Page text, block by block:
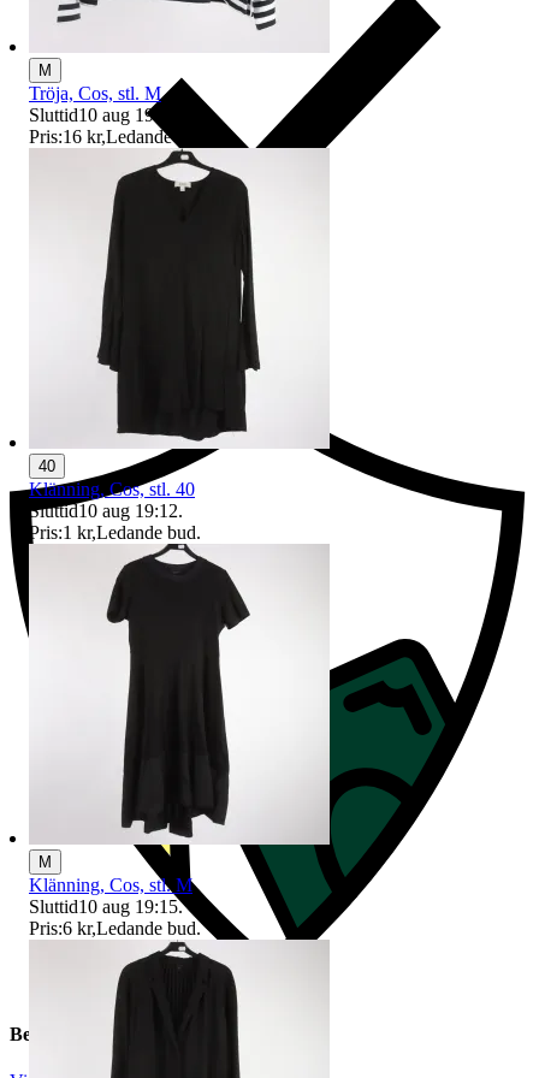
Ersättning om du inte får din vara
Beskrivning
M
Tröja, Cos, stl. M
Sluttid10 aug 19:24
Pris:16 kr,Ledande bud
40
Klänning, Cos, stl. 40
Sluttid10 aug 19:12.
Pris:1 kr,Ledande bud.
M
Klänning, Cos, stl. M
Sluttid10 aug 19:15.
Pris:6 kr,Ledande bud.